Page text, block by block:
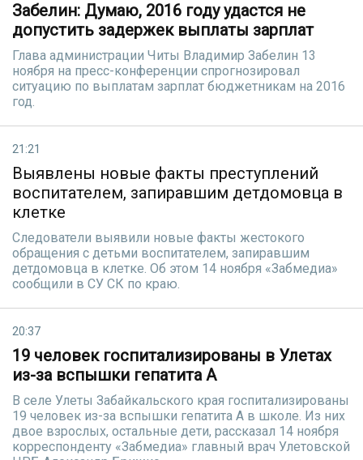
Забелин: Думаю, 2016 году удастся не
допустить задержек выплаты зарплат
Глава администрации Читы Владимир Забелин 13
ноября на пресс-конференции спрогнозировал
ситуацию по выплатам зарплат бюджетникам на 2016
год.
21:21
Выявлены новые факты преступлений
воспитателем, запиравшим детдомовца в
клетке
Следователи выявили новые факты жестокого
обращения с детьми воспитателем, запиравшим
детдомовца в клетке. Об этом 14 ноября «Забмедиа»
сообщили в СУ СК по краю.
20:37
19 человек госпитализированы в Улетах
из-за вспышки гепатита А
В селе Улеты Забайкальского края госпитализированы
19 человек из-за вспышки гепатита А в школе. Из них
двое взрослых, остальные дети, рассказал 14 ноября
корреспонденту «Забмедиа» главный врач Улетовской